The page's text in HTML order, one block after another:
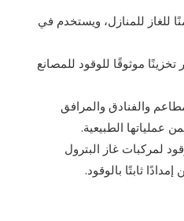
للغاز للمنازل، ويستخدم في
تخزينًا موثوقًا للوقود للمصانع
والفنادق والمرافق
عملياتها الطبيعية.
لمركبات غاز البترول
ثابتًا بالوقود.